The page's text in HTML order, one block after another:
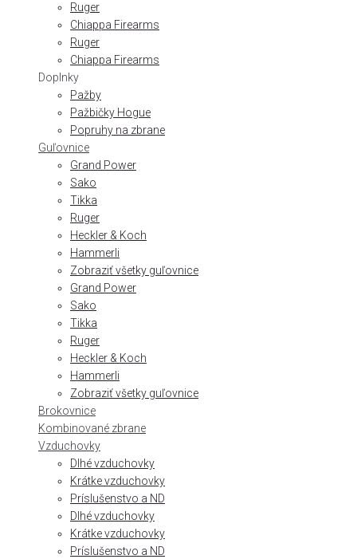
Ruger
Chiappa Firearms
Ruger
Chiappa Firearms
Doplnky
Pažby
Pažbičky Hogue
Popruhy na zbrane
Guľovnice
Grand Power
Sako
Tikka
Ruger
Heckler & Koch
Hammerli
Zobraziť všetky guľovnice
Grand Power
Sako
Tikka
Ruger
Heckler & Koch
Hammerli
Zobraziť všetky guľovnice
Brokovnice
Kombinované zbrane
Vzduchovky
Dlhé vzduchovky
Krátke vzduchovky
Príslušenstvo a ND
Dlhé vzduchovky
Krátke vzduchovky
Príslušenstvo a ND